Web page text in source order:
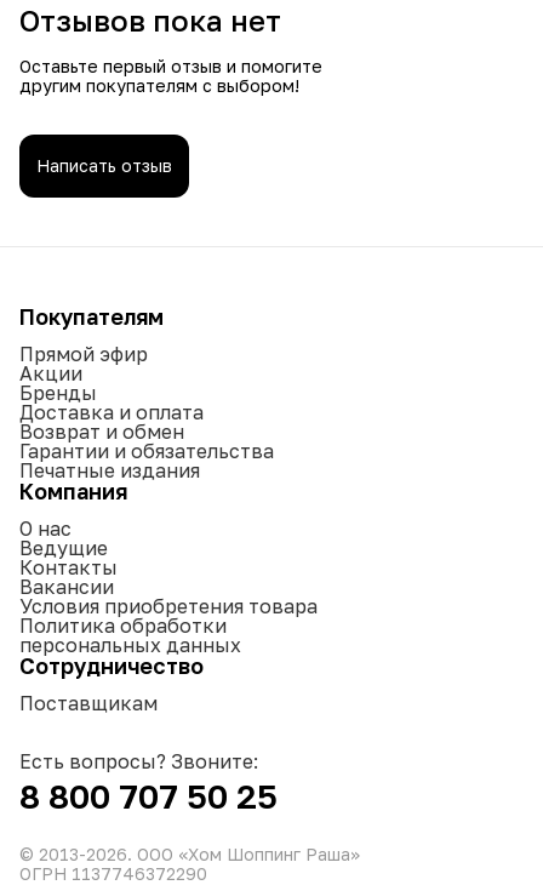
Отзывов пока нет
Оставьте первый отзыв и помогите
другим покупателям с выбором!
Написать отзыв
Покупателям
Прямой эфир
Акции
Бренды
Доставка и оплата
Возврат и обмен
Гарантии и обязательства
Печатные издания
Компания
О нас
Ведущие
Контакты
Вакансии
Условия приобретения товара
Политика обработки
персональных данных
Сотрудничество
Поставщикам
Есть вопросы? Звоните:
8 800 707 50 25
© 2013-2026. ООО «Хом Шоппинг Раша»
ОГРН 1137746372290